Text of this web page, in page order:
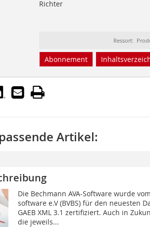
Richter
Ressort:
Abonnement
Artikel:
Die Bechmann AVA-Software wurde
software e.V (BVBS) für den neuesten
GAEB XML 3.1 zertifiziert. Auch in
die jeweils...